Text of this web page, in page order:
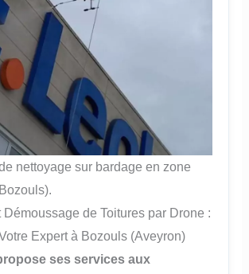
nettoyage sur bardage en zone
Démoussage de Toitures par Drone :
Expert à Bozouls (Aveyron)
ses services aux